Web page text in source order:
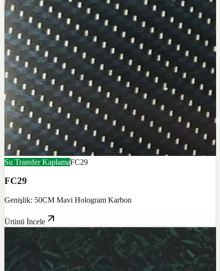
Su Transfer KaplamaFC29
FC29
Genişlik: 50CM Mavi Hologram Karbon
Ürünü İncele